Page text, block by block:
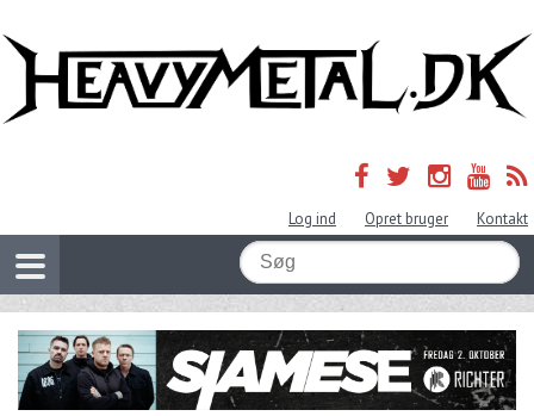
Log ind Opret bruger Kontakt